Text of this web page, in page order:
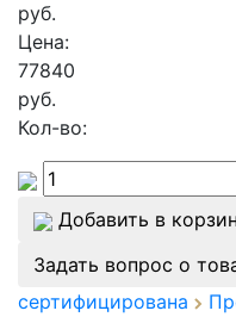
руб.
Цена:
77840
руб.
Кол-во:
Добавить в
Задать вопрос о
сертифицирована